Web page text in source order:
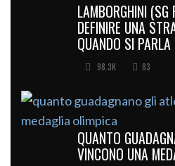
LAMBORGHINI (SG
DEFINIRE UNA
QUANDO SI PARLA
98.3K 83
QUANTO
VINCONO UNA